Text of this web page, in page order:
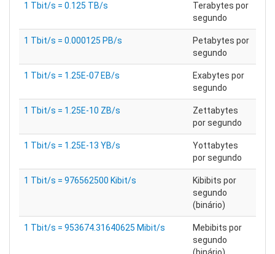
1 Tbit/s = 0.125 TB/s
Terabytes por
segundo
1 Tbit/s = 0.000125 PB/s
Petabytes por
segundo
1 Tbit/s = 1.25E-07 EB/s
Exabytes por
segundo
1 Tbit/s = 1.25E-10 ZB/s
Zettabytes
por segundo
1 Tbit/s = 1.25E-13 YB/s
Yottabytes
por segundo
1 Tbit/s = 976562500 Kibit/s
Kibibits por
segundo
(binário)
1 Tbit/s = 953674.31640625 Mibit/s
Mebibits por
segundo